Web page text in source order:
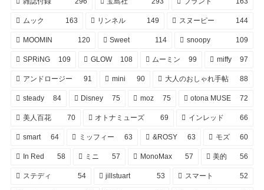
ムック 163 リンネル 149 スヌーピー 144
MOOMIN 120 Sweet 114 snoopy 109
SPRiNG 109 GLOW 108 ムーミン 99 miffy 97
アンドロージー 91 mini 90 大人のおしゃれ手帖 88
steady 84 Disney 75 moz 75 otona MUSE 72
美人百花 70 オトナミューズ 69 インレッド 66
smart 64 ミッフィー 63 &ROSY 63 モズ 60
In Red 58 ミニ 57 MonoMax 57 美的 56
ステディ 54 jillstuart 53 スマート 52